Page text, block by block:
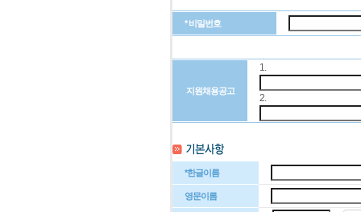
* 비밀번호
지원채용공고
1.
2.
*한글이름
영문이름